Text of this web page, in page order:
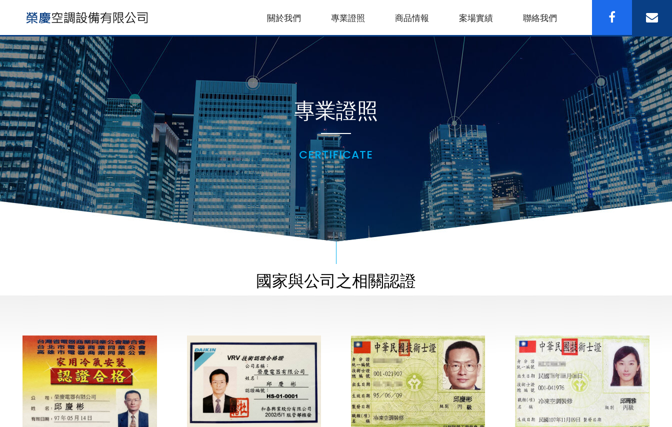
關於我們 專業證照 商品情報 案場實績 聯絡我們
專業證照
CERTIFICATE
國家與公司之相關認證